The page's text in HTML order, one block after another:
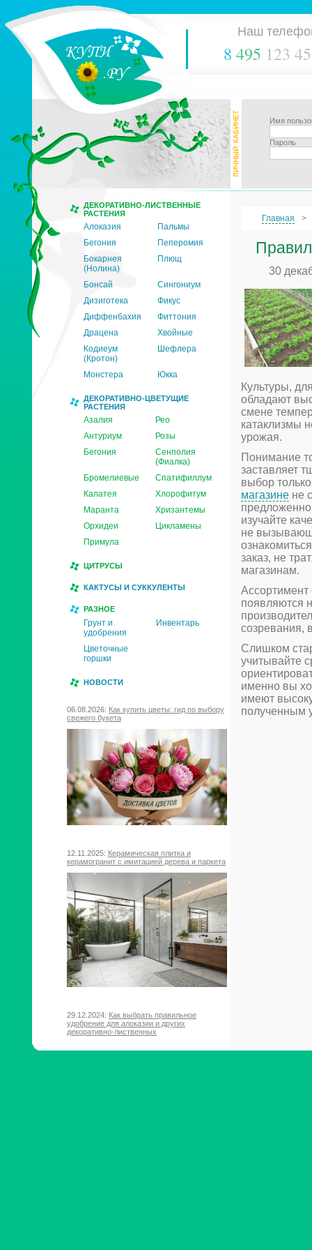
Наш
8 495 123
Имя
Пароль
ДЕКОРАТИВНО-ЛИСТВЕННЫЕ
РАСТЕНИЯ
Алоказия
Пальмы
Бегония
Пеперомия
Бокарнея
(Нолина)
Плющ
Бонсай
Сингониум
Дизиготека
Фикус
Диффенбахия
Фиттония
Драцена
Хвойные
Кодиеум
(Кротон)
Шефлера
Монстера Юкка
ДЕКОРАТИВНО-ЦВЕТУЩИЕ
РАСТЕНИЯ
Азалия
Рео
Антуриум
Розы
Бегония
Сенполия
(Фиалка)
Бромелиевые
Спатифиллум
Калатея
Хлорофитум
Маранта
Хризантемы
Орхидеи
Цикламены
Примула
ЦИТРУСЫ
КАКТУСЫ И СУККУЛЕНТЫ
РАЗНОЕ
Грунт и
удобрения
Инвентарь
Цветочные
горшки
НОВОСТИ
06.08.2026: Как купить цветы: гид по выбору
свежего букета
12.11.2025: Керамическая плитка и
керамогранит с имитацией дерева и паркета
29.12.2024: Как выбрать правильное
удобрение для алоказии и других
декоративно-лиственных
Главная
30
Культуры,
обладают
смене
катаклизмы
урожая.
Понимание
заставляет
выбор
магазине не
изучайте
не
заказ, не
магазинам.
Ассортимент
появляются
созревания,
Слишком
учитывайте
именно вы
имеют
полученным